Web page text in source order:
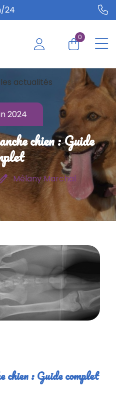
24
0
actualités
2024
chien : Guide
Mélany Marchal
chien : Guide complet